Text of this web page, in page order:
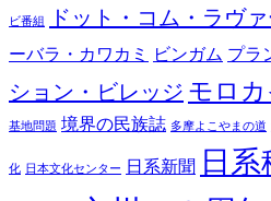
ビ番組 ドット・コム・ラヴ
ーバラ・カワカミ ビンガム プラ
ション・ビレッジ モロ
基地問題 境界の民族誌 多摩よこやまの道
化 日本文化センター 日系新聞 日系